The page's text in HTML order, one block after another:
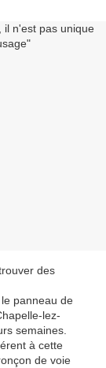
des
panneau de
lez-
semaines.
à cette
de voie